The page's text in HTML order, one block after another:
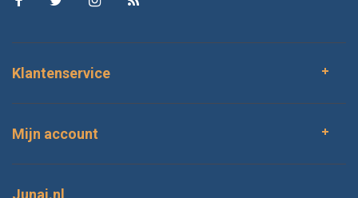
Klantenservice
Mijn account
Junai.nl